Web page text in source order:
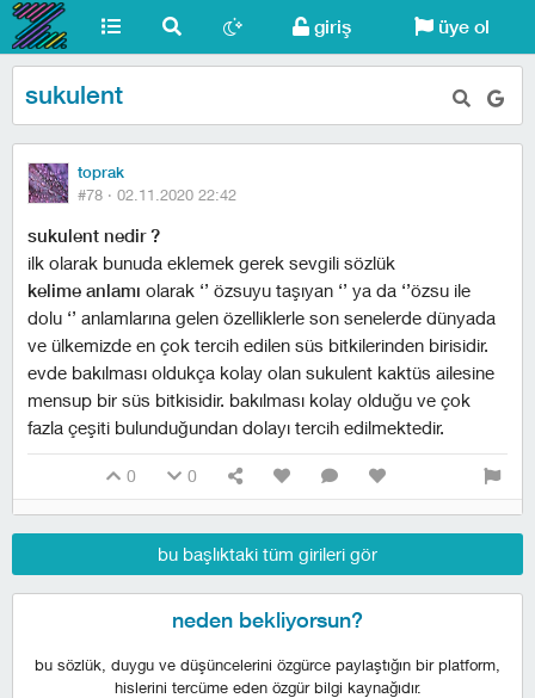
giriş üye ol
sukulent
toprak
#78 · 02.11.2020 22:42
sukulent nedir ?
ilk olarak bunuda eklemek gerek sevgili sözlük
kelime anlamı olarak ‘’ özsuyu taşıyan ‘’ ya da ‘’özsu ile
dolu ‘’ anlamlarına gelen özelliklerle son senelerde dünyada
ve ülkemizde en çok tercih edilen süs bitkilerinden birisidir.
evde bakılması oldukça kolay olan sukulent kaktüs ailesine
mensup bir süs bitkisidir. bakılması kolay olduğu ve çok
fazla çeşiti bulunduğundan dolayı tercih edilmektedir.
0 0
bu başlıktaki tüm girileri gör
neden bekliyorsun?
bu sözlük, duygu ve düşüncelerini özgürce paylaştığın bir platform,
hislerini tercüme eden özgür bilgi kaynağıdır.